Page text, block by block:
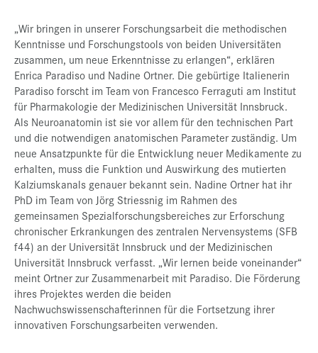
„Wir bringen in unserer Forschungsarbeit die methodischen
Kenntnisse und Forschungstools von beiden Universitäten
zusammen, um neue Erkenntnisse zu erlangen“, erklären
Enrica Paradiso und Nadine Ortner. Die gebürtige Italienerin
Paradiso forscht im Team von Francesco Ferraguti am Institut
für Pharmakologie der Medizinischen Universität Innsbruck.
Als Neuroanatomin ist sie vor allem für den technischen Part
und die notwendigen anatomischen Parameter zuständig. Um
neue Ansatzpunkte für die Entwicklung neuer Medikamente zu
erhalten, muss die Funktion und Auswirkung des mutierten
Kalziumskanals genauer bekannt sein. Nadine Ortner hat ihr
PhD im Team von Jörg Striessnig im Rahmen des
gemeinsamen Spezialforschungsbereiches zur Erforschung
chronischer Erkrankungen des zentralen Nervensystems (SFB
f44) an der Universität Innsbruck und der Medizinischen
Universität Innsbruck verfasst. „Wir lernen beide voneinander“
meint Ortner zur Zusammenarbeit mit Paradiso. Die Förderung
ihres Projektes werden die beiden
Nachwuchswissenschafterinnen für die Fortsetzung ihrer
innovativen Forschungsarbeiten verwenden.